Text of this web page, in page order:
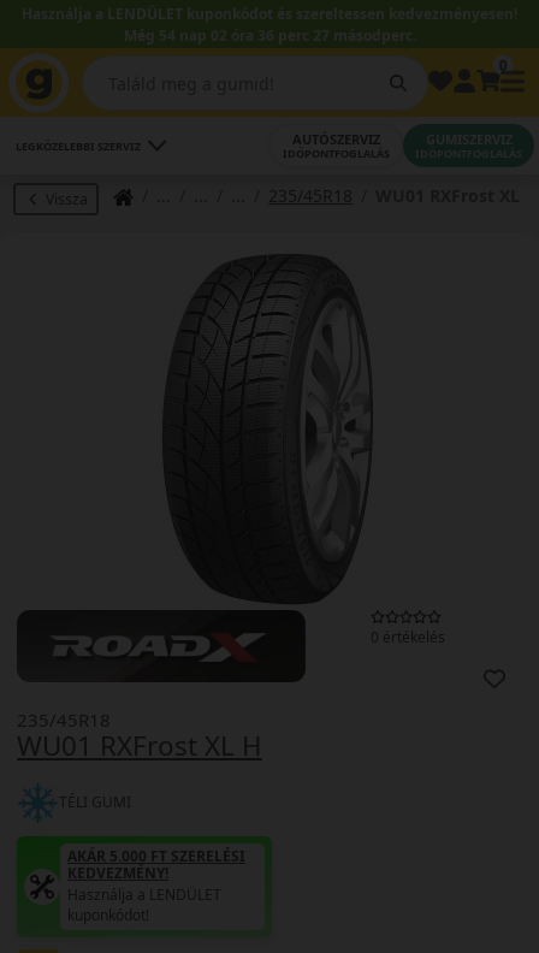
Használja a LENDÜLET kuponkódot és szereltessen kedvezményesen!
Még 54 nap 02 óra 36 perc 27 másodperc.
LEGKÖZELEBBI SZERVIZ AUTÓSZERVIZ
IDŐPONTFOGLALÁS
GUMISZERVIZ
IDŐPONTFOGLALÁS
Vissza 235/45R18
0 értékelés
WU01 RXFrost XL H
235/45R18
TÉLI GUMI
AKÁR 5.000 FT SZERELÉSI
KEDVEZMÉNY!
Használja a LENDÜLET
kuponkódot!